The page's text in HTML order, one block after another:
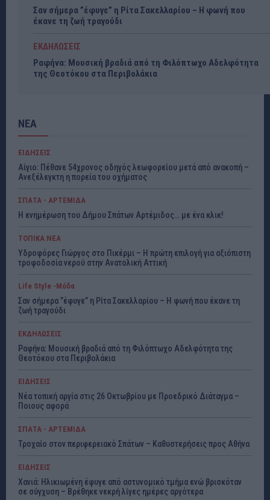
Σαν σήμερα ”έφυγε” η Ρίτα Σακελλαρίου – Η φωνή που
έκανε τη ζωή τραγούδι
ΕΚΔΗΛΩΣΕΙΣ
Ραφήνα: Μουσική βραδιά από τη Φιλόπτωχο Αδελφότητα
της Θεοτόκου στα Περιβολάκια
ΝΕΑ
ΕΙΔΗΣΕΙΣ
Αίγιο: Πέθανε 54χρονος οδηγός λεωφορείου μετά από ανακοπή –
Ανεξέλεγκτη η πορεία του οχήματος
ΣΠΑΤΑ - ΑΡΤΕΜΙΔΑ
Η ενημέρωση του Δήμου Σπάτων Αρτέμιδος… με ένα κλικ!
ΤΟΠΙΚΑ ΝΕΑ
Υδροφόρες Γιώργος στο Πικέρμι – Η πρώτη επιλογή για αξιόπιστη
τροφοδοσία νερού στην Ανατολική Αττική
Life Style -Μόδα
Σαν σήμερα ”έφυγε” η Ρίτα Σακελλαρίου – Η φωνή που έκανε τη
ζωή τραγούδι
ΕΚΔΗΛΩΣΕΙΣ
Ραφήνα: Μουσική βραδιά από τη Φιλόπτωχο Αδελφότητα της
Θεοτόκου στα Περιβολάκια
ΕΙΔΗΣΕΙΣ
Νέα τοπική αργία στις 26 Οκτωβρίου με Προεδρικό Διάταγμα –
Ποιους αφορά
ΣΠΑΤΑ - ΑΡΤΕΜΙΔΑ
Τροχαίο στον περιφερειακό Σπάτων – Καθυστερήσεις προς Αθήνα
ΕΙΔΗΣΕΙΣ
Χανιά: Ηλικιωμένη έφυγε από αστυνομικό τμήμα ενώ βρισκόταν
σε σύγχυση – Βρέθηκε νεκρή λίγες ημέρες αργότερα